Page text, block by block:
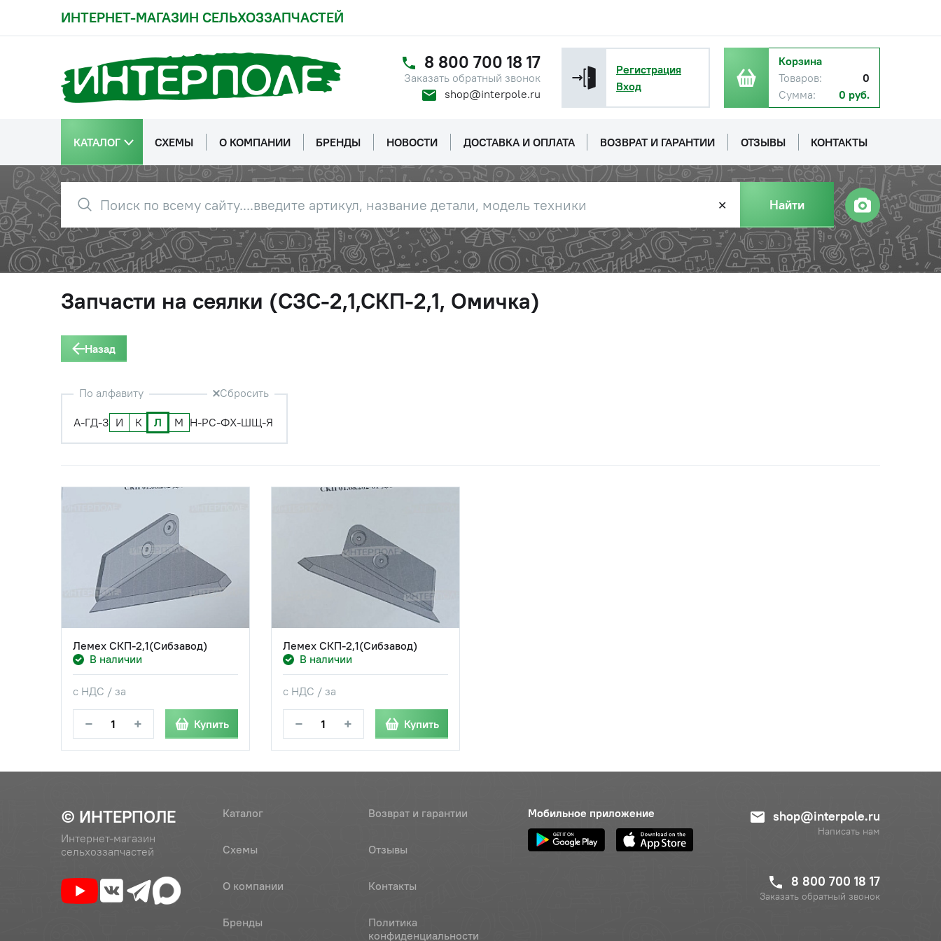
ИНТЕРНЕТ-МАГАЗИН СЕЛЬХОЗЗАПЧАСТЕЙ
8 800 700 18 17
Заказать обратный звонок
shop@interpole.ru
Регистрация
Вход
Корзина
Товаров:
0
Сумма:
0 руб.
КАТАЛОГ СХЕМЫ О КОМПАНИИ БРЕНДЫ НОВОСТИ ДОСТАВКА И ОПЛАТА ВОЗВРАТ И ГАРАНТИИ ОТЗЫВЫ КОНТАКТЫ
✕ Найти
Запчасти на сеялки (СЗС-2,1,СКП-2,1, Омичка)
Назад
По алфавиту Сбросить
А-ГД-З И К Л М Н-РС-ФХ-ШЩ-Я
Лемех СКП-2,1(Сибзавод)
В наличии
с НДС / за
− + Купить
Лемех СКП-2,1(Сибзавод)
В наличии
с НДС / за
− + Купить
© ИНТЕРПОЛЕ
Интернет-магазин
сельхоззапчастей
Каталог
Схемы
О компании
Бренды
Возврат и гарантии
Отзывы
Контакты
Политика
конфиденциальности
Мобильное приложение shop@interpole.ru
Написать нам
8 800 700 18 17
Заказать обратный звонок